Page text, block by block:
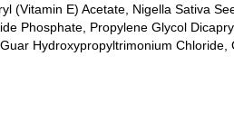
(Vitamin E) Acetate, Nigella Sativa
Phosphate, Propylene Glycol
Hydroxypropyltrimonium Chloride,